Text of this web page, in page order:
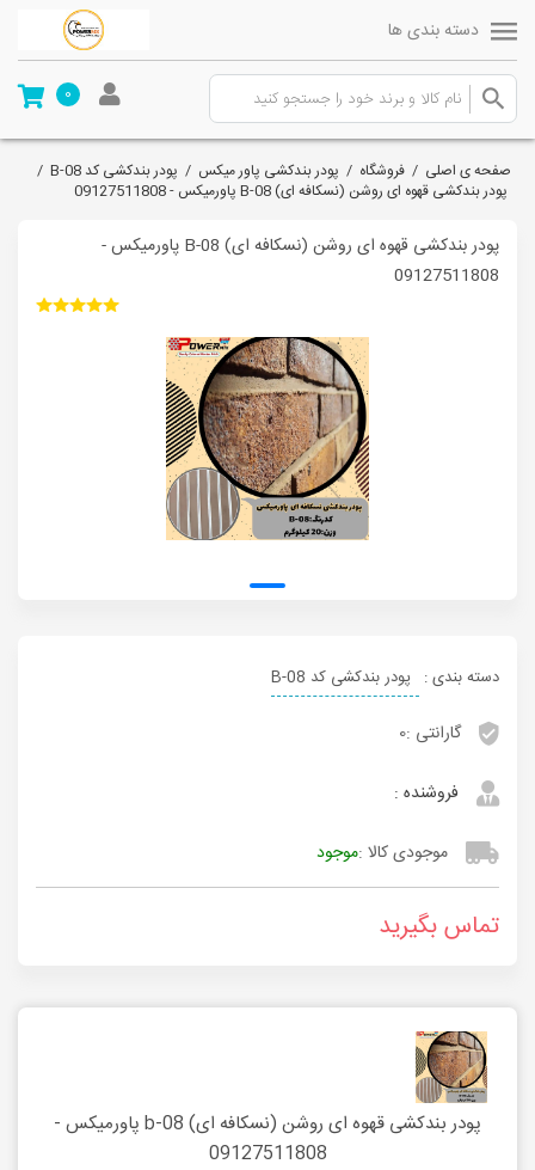
دسته بندی ها
0
صفحه ی اصلی / فروشگاه / پودر بندکشی پاور میکس / پودر بندکشی کد B-08
/
پودر بندکشی قهوه ای روشن (نسکافه ای) B-08 پاورمیکس - 09127511808
پودر بندکشی قهوه ای روشن (نسکافه ای) B-08 پاورمیکس -
09127511808
دسته بندی : پودر بندکشی کد B-08
گارانتی :0
فروشنده :
موجودی کالا :موجود
تماس بگیرید
پودر بندکشی قهوه ای روشن (نسکافه ای) b-08 پاورمیکس -
09127511808